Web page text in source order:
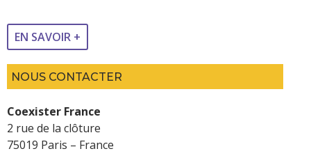
EN SAVOIR +
NOUS CONTACTER
Coexister France
2 rue de la clôture
75019 Paris – France